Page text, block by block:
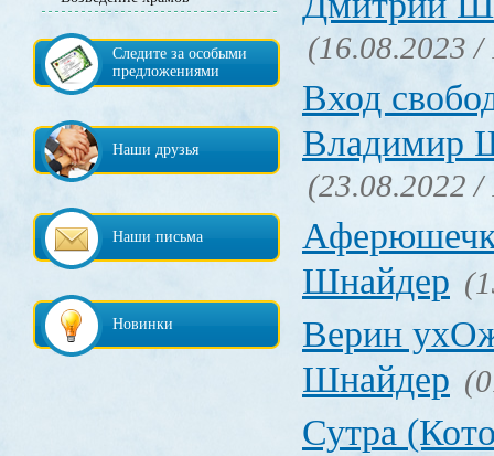
Следите за особыми
предложениями
Наши друзья
Наши письма
Новинки
(16.08.2023 /
Вход
Владимир
(23.08.2022 /
Шнайдер
Верин
Шнайдер
Сутра